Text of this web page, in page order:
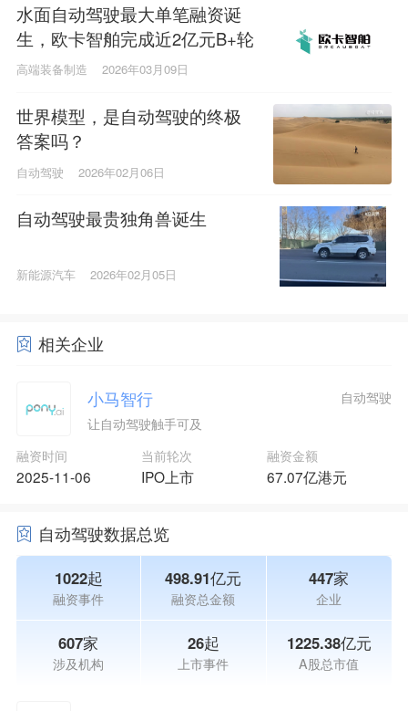
水面自动驾驶最大单笔融资诞
生，欧卡智舶完成近2亿元B+轮
融资
高端装备制造 2026年03月09日
世界模型，是自动驾驶的终极
答案吗？
自动驾驶 2026年02月06日
自动驾驶最贵独角兽诞生
新能源汽车 2026年02月05日
相关企业
小马智行
让自动驾驶触手可及
自动驾驶
融资时间
2025-11-06
当前轮次
IPO上市
融资金额
67.07亿港元
自动驾驶数据总览
1022起
融资事件
498.91亿元
融资总金额
447家
企业
607家
涉及机构
26起
上市事件
1225.38亿元
A股总市值